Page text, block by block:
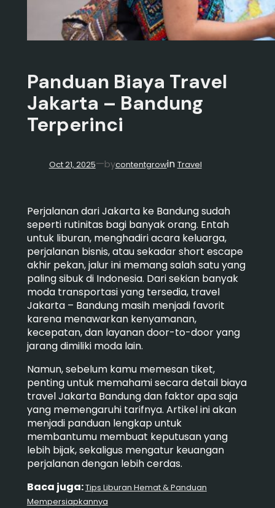
Panduan Biaya Travel
Jakarta – Bandung
Terperinci
Oct 21, 2025—bycontentgrowin Travel
Perjalanan dari Jakarta ke Bandung sudah
seperti rutinitas bagi banyak orang. Entah
untuk liburan, menghadiri acara keluarga,
perjalanan bisnis, atau sekadar short escape
akhir pekan, jalur ini memang salah satu yang
paling sibuk di Indonesia. Dari sekian banyak
moda transportasi yang tersedia, travel
Jakarta – Bandung masih menjadi favorit
karena menawarkan kenyamanan,
kecepatan, dan layanan door-to-door yang
jarang dimiliki moda lain.
Namun, sebelum kamu memesan tiket,
penting untuk memahami secara detail biaya
travel Jakarta Bandung dan faktor apa saja
yang memengaruhi tarifnya. Artikel ini akan
menjadi panduan lengkap untuk
membantumu membuat keputusan yang
lebih bijak, sekaligus mengatur keuangan
perjalanan dengan lebih cerdas.
Baca juga:Tips Liburan Hemat & Panduan
Mempersiapkannya